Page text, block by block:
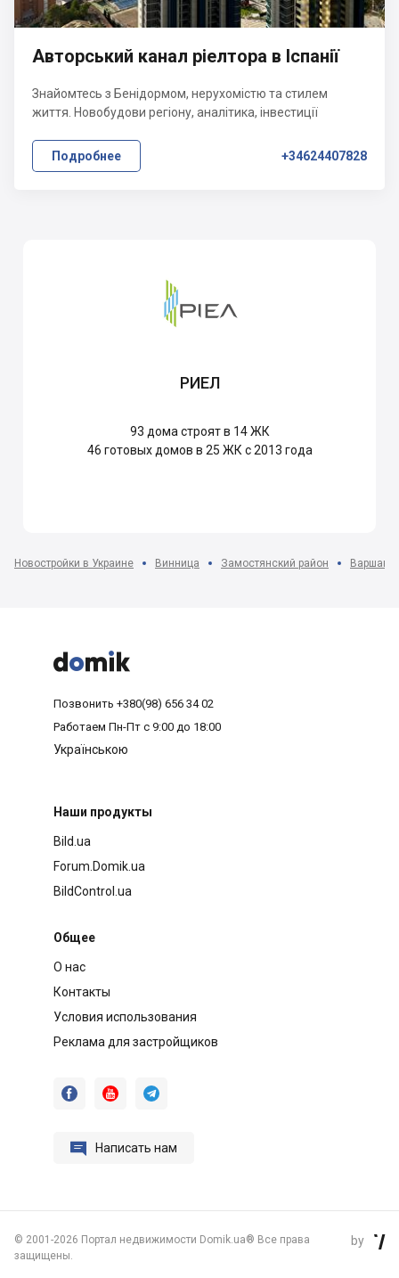
Авторський канал ріелтора в Іспанії
Знайомтесь з Бенідормом, нерухомістю та стилем
життя. Новобудови регіону, аналітика, інвестиції
Подробнее +34624407828
РИЕЛ
93 дома строят в 14 ЖК
46 готовых домов в 25 ЖК с 2013 года
Новостройки в Украине Винница Замостянский район Варшава



Позвонить +380(98) 656 34 02
Работаем Пн-Пт с 9:00 до 18:00
Українською
Наши продукты
Bild.ua
Forum.Domik.ua
BildControl.ua
Общее
О нас
Контакты
Условия использования
Реклама для застройщиков
  
 Написать нам
© 2001-2026 Портал недвижимости Domik.ua® Все права
защищены.
by 